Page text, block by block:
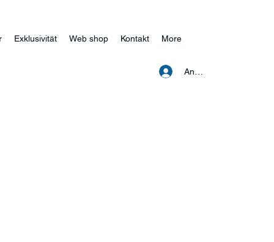
Exklusivität Web shop Kontakt More
Anmelden